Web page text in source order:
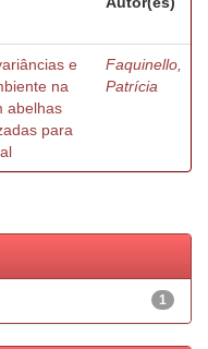
e
na
abelhas
para
Faquinello,
Patrícia
1